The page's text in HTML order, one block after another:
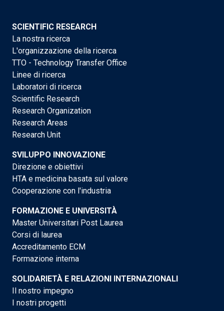
SCIENTIFIC RESEARCH
La nostra ricerca
L'organizzazione della ricerca
TTO - Technology Transfer Office
Linee di ricerca
Laboratori di ricerca
Scientific Research
Research Organization
Research Areas
Research Unit
SVILUPPO INNOVAZIONE
Direzione e obiettivi
HTA e medicina basata sul valore
Cooperazione con l'industria
FORMAZIONE E UNIVERSITÀ
Master Universitari Post Laurea
Corsi di laurea
Accreditamento ECM
Formazione interna
SOLIDARIETÀ E RELAZIONI INTERNAZIONALI
Il nostro impegno
I nostri progetti